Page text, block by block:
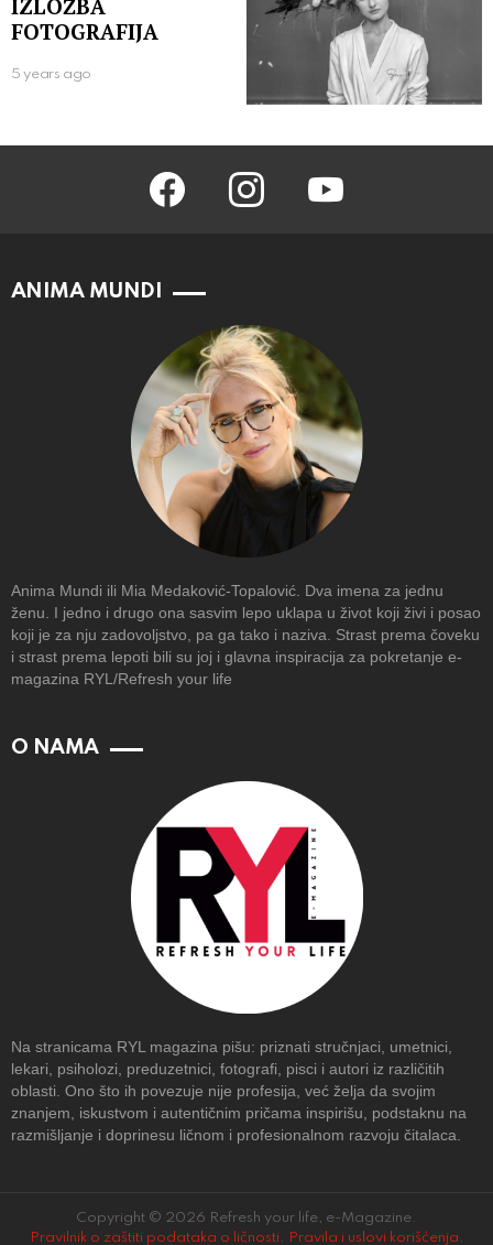
IZLOŽBA
FOTOGRAFIJA
5 years ago
facebook instagram youtube
ANIMA MUNDI
Anima Mundi ili Mia Medaković-Topalović. Dva imena za jednu
ženu. I jedno i drugo ona sasvim lepo uklapa u život koji živi i posao
koji je za nju zadovoljstvo, pa ga tako i naziva. Strast prema čoveku
i strast prema lepoti bili su joj i glavna inspiracija za pokretanje e-
magazina RYL/Refresh your life
O NAMA
Na stranicama RYL magazina pišu: priznati stručnjaci, umetnici,
lekari, psiholozi, preduzetnici, fotografi, pisci i autori iz različitih
oblasti. Ono što ih povezuje nije profesija, već želja da svojim
znanjem, iskustvom i autentičnim pričama inspirišu, podstaknu na
razmišljanje i doprinesu ličnom i profesionalnom razvoju čitalaca.
Copyright © 2026 Refresh your life, e-Magazine.
Pravilnik o zaštiti podataka o ličnosti . Pravila i uslovi korišćenja .